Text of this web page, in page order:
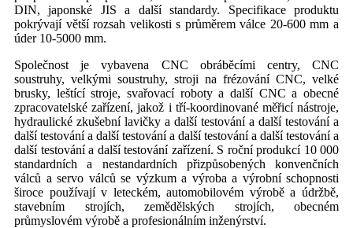
DIN, japonské JIS a další standardy. Specifikace produktu
pokrývají větší rozsah velikosti s průměrem válce 20-600 mm a
úder 10-5000 mm.
Společnost je vybavena CNC obráběcími centry, CNC
soustruhy, velkými soustruhy, stroji na frézování CNC, velké
brusky, leštící stroje, svařovací roboty a další CNC a obecné
zpracovatelské zařízení, jakož i tří-koordinované měřicí nástroje,
hydraulické zkušební lavičky a další testování a další testování a
další testování a další testování a další testování a další testování a
další testování a další testování zařízení. S roční produkcí 10 000
standardních a nestandardních přizpůsobených konvenčních
válců a servo válců se výzkum a výroba a výrobní schopnosti
široce používají v leteckém, automobilovém výrobě a údržbě,
stavebním strojích, zemědělských strojích, obecném
průmyslovém výrobě a profesionálním inženýrství.